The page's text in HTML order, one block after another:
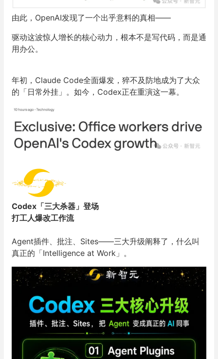
由此，OpenAI发现了一个出乎意料的真相——
驱动这波惊人增长的核心动力，根本不是写代码，而是通
用办公。
年初，Claude Code全面爆发，猝不及防地成为了大众
的「日常外挂」。如今，Codex正在重演这一幕。
Codex「三大杀器」登场
打工人爆改工作流
Agent插件、批注、Sites——三大升级阐释了，什么叫
真正的「Intelligence at Work」。